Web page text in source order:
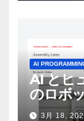
AI
AI とヒ
のロボ
3月 18,